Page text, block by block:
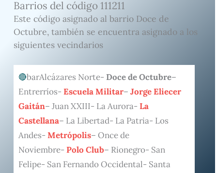
Barrios del código 111211
Este código asignado al barrio Doce de
Octubre, también se encuentra asignado a los
siguientes vecindarios
barAlcázares Norte- Doce de Octubre–
Entrerríos- Escuela Militar– Jorge Eliecer
Gaitán– Juan XXIII- La Aurora- La
Castellana– La Libertad- La Patria- Los
Andes- Metrópolis– Once de
Noviembre- Polo Club– Rionegro- San
Felipe- San Fernando Occidental- Santa